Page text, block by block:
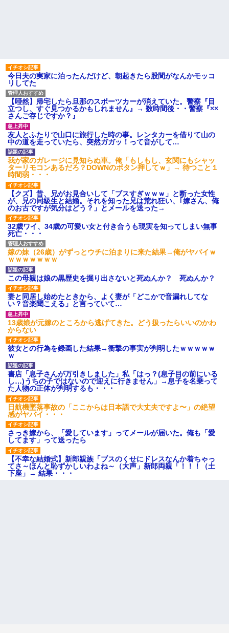
今日夫の実家に泊ったんだけど、朝起きたら股間がなんかモッコ
リしてた
【唖然】帰宅したら旦那のスポーツカーが消えていた。警察『目
立つし、すぐ見つかるかもしれません』→ 数時間後・・警察『××
さんご存じですか？』
友人とふたりで山口に旅行した時の事。レンタカーを借りて山の
中の道を走っていたら、突然ガガッ！って音がして…
我が家のガレージに見知らぬ車。俺「もしもし、玄関にもシャッ
ターリモコンあるだろ？DOWNのボタン押してｗ」→ 待つこと１
時間弱・・・
【クズ】昔、兄がお見合いして「ブスすぎｗｗｗ」と断った女性
が、兄の同級生と結婚。それを知った兄は荒れ狂い、｢嫁さん、俺
のお古ですが気分はどう？」とメールを送った→
32歳ワイ、34歳の可愛い女と付き合うも現実を知ってしまい無事
死亡・・・
嫁の妹（26歳）がずっとウチに泊まりに来た結果→俺がヤバイｗ
ｗｗｗｗｗｗｗ
この母親は娘の黒歴史を掘り出さないと死ぬんか？ 死ぬんか？
妻と同居し始めたときから、よく妻が「どこかで音漏れしてな
い？音楽聞こえる」と言っていて…
13歳娘が元嫁のところから逃げてきた。どう扱ったらいいのかわ
からない
彼女との行為を録画した結果→衝撃の事実が判明したｗｗｗｗｗ
ｗ
書店「息子さんが万引きしました」私「はっ？(息子目の前にいる
し…)うちの子ではないので迎えに行きません」→息子を名乗って
た人物の正体が判明するも・・・
日航機墜落事故の「ここからは日本語で大丈夫ですよ〜」の絶望
感がヤバイ・・・
さっき嫁から、「愛しています」ってメールが届いた。俺も「愛
してます」って送ったら
【不幸な結婚式】新郎親族「ブスのくせにドレスなんか着ちゃっ
てさ～ほんと恥ずかしいわよね～（大声」新郎両親「！！！（土
下座」→ 結果・・・